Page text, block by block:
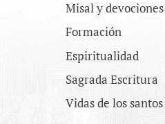
Misal y devociones
Formación
Espiritualidad
Sagrada Escritura
Vidas de los santos